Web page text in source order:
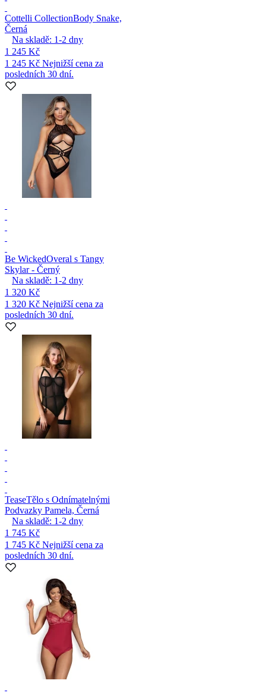
Cottelli CollectionBody Snake,
Černá
Na skladě: 1-2 dny
1 245 Kč
1 245 Kč Nejnižší cena za
posledních 30 dní.
Be WickedOveral s Tangy
Skylar - Černý
Na skladě: 1-2 dny
1 320 Kč
1 320 Kč Nejnižší cena za
posledních 30 dní.
TeaseTělo s Odnímatelnými
Podvazky Pamela, Černá
Na skladě: 1-2 dny
1 745 Kč
1 745 Kč Nejnižší cena za
posledních 30 dní.